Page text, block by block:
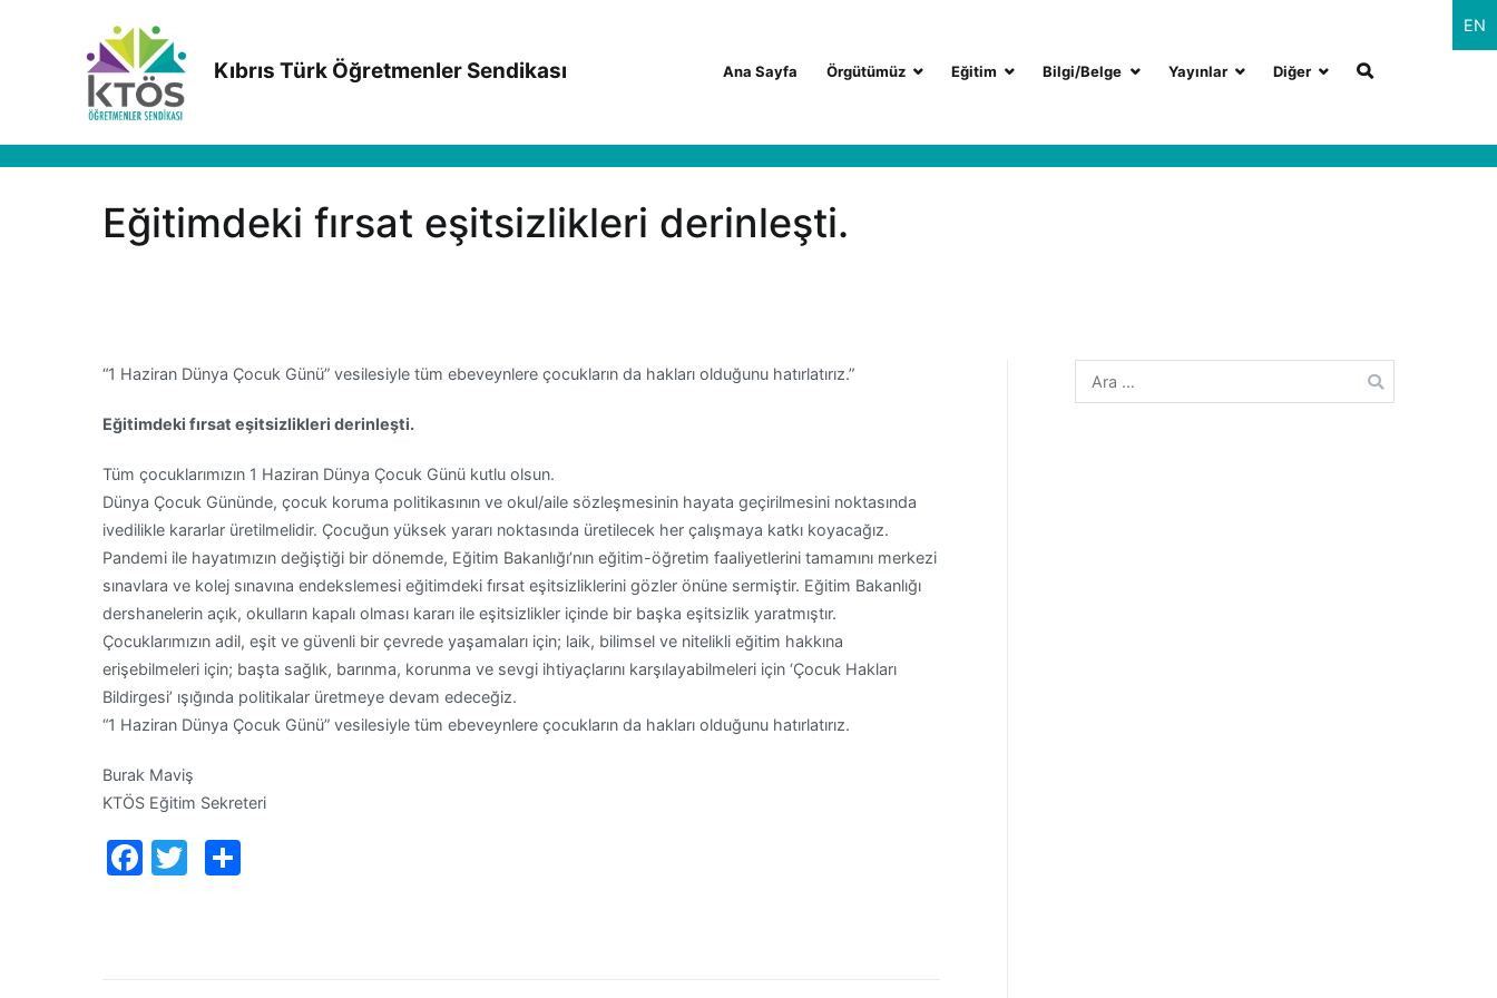
EN
Kıbrıs Türk Öğretmenler Sendikası Ana Sayfa Örgütümüz Eğitim Bilgi/Belge Yayınlar Diğer
Eğitimdeki fırsat eşitsizlikleri derinleşti.
“1 Haziran Dünya Çocuk Günü” vesilesiyle tüm ebeveynlere çocukların da hakları olduğunu hatırlatırız.”
Eğitimdeki fırsat eşitsizlikleri derinleşti.
Tüm çocuklarımızın 1 Haziran Dünya Çocuk Günü kutlu olsun.
Dünya Çocuk Gününde, çocuk koruma politikasının ve okul/aile sözleşmesinin hayata geçirilmesini noktasında
ivedilikle kararlar üretilmelidir. Çocuğun yüksek yararı noktasında üretilecek her çalışmaya katkı koyacağız.
Pandemi ile hayatımızın değiştiği bir dönemde, Eğitim Bakanlığı’nın eğitim-öğretim faaliyetlerini tamamını merkezi
sınavlara ve kolej sınavına endekslemesi eğitimdeki fırsat eşitsizliklerini gözler önüne sermiştir. Eğitim Bakanlığı
dershanelerin açık, okulların kapalı olması kararı ile eşitsizlikler içinde bir başka eşitsizlik yaratmıştır.
Çocuklarımızın adil, eşit ve güvenli bir çevrede yaşamaları için; laik, bilimsel ve nitelikli eğitim hakkına
erişebilmeleri için; başta sağlık, barınma, korunma ve sevgi ihtiyaçlarını karşılayabilmeleri için ‘Çocuk Hakları
Bildirgesi’ ışığında politikalar üretmeye devam edeceğiz.
“1 Haziran Dünya Çocuk Günü” vesilesiyle tüm ebeveynlere çocukların da hakları olduğunu hatırlatırız.
Burak Maviş
KTÖS Eğitim Sekreteri
Facebook
Twitter
Arama: